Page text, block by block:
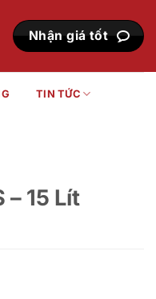
Nhận giá tốt
TIN TỨC
15 Lít